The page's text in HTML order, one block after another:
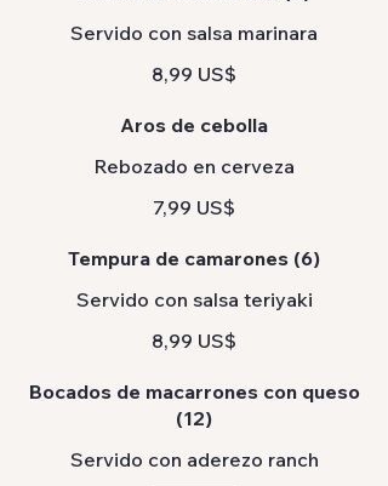
Servido con salsa marinara
8,99 US$
Aros de cebolla
Rebozado en cerveza
7,99 US$
Tempura de camarones (6)
Servido con salsa teriyaki
8,99 US$
Bocados de macarrones con queso
(12)
Servido con aderezo ranch